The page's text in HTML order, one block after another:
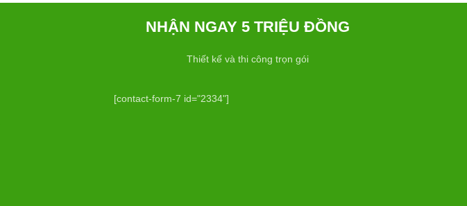
NHẬN NGAY 5 TRIỆU ĐỒNG
Thiết kế và thi công trọn gói
[contact-form-7 id="2334"]